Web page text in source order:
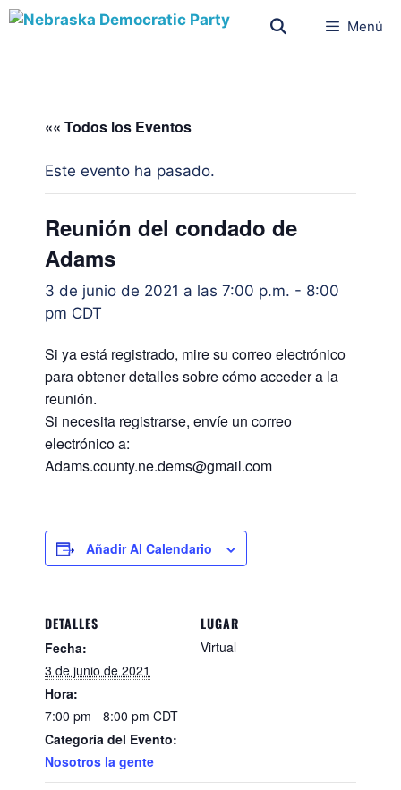
Menú
«« Todos los Eventos
Este evento ha pasado.
Reunión del condado de
Adams
3 de junio de 2021 a las 7:00 p.m. - 8:00
pm CDT
Si ya está registrado, mire su correo electrónico
para obtener detalles sobre cómo acceder a la
reunión.
Si necesita registrarse, envíe un correo
electrónico a:
Adams.county.ne.dems@gmail.com
Añadir Al Calendario
DETALLES
Fecha:
3 de junio de 2021
Hora:
7:00 pm - 8:00 pm CDT
Categoría del Evento:
Nosotros la gente
LUGAR
Virtual